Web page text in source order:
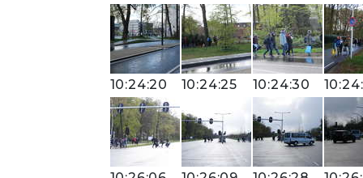
10:24:20 10:24:25 10:24:30